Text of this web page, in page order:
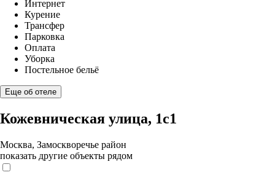
Интернет
Курение
Трансфер
Парковка
Оплата
Уборка
Постельное бельё
Еще об отеле
Кожевническая улица, 1с1
Москва, Замоскворечье район
показать другие объекты рядом